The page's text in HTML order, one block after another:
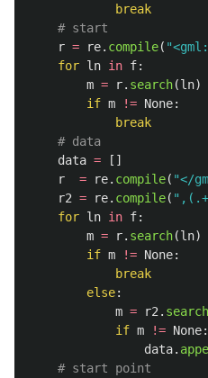
break
r = re. compile( "
for ln in f:
m = r. search(ln)
if m != None:
break
data =
[]
r
= re. compile( "</
r2 = re. compile( "
for ln in f:
m = r. search(ln)
if m != None:
break
else:
m = r2 . search
if m != None:
data.